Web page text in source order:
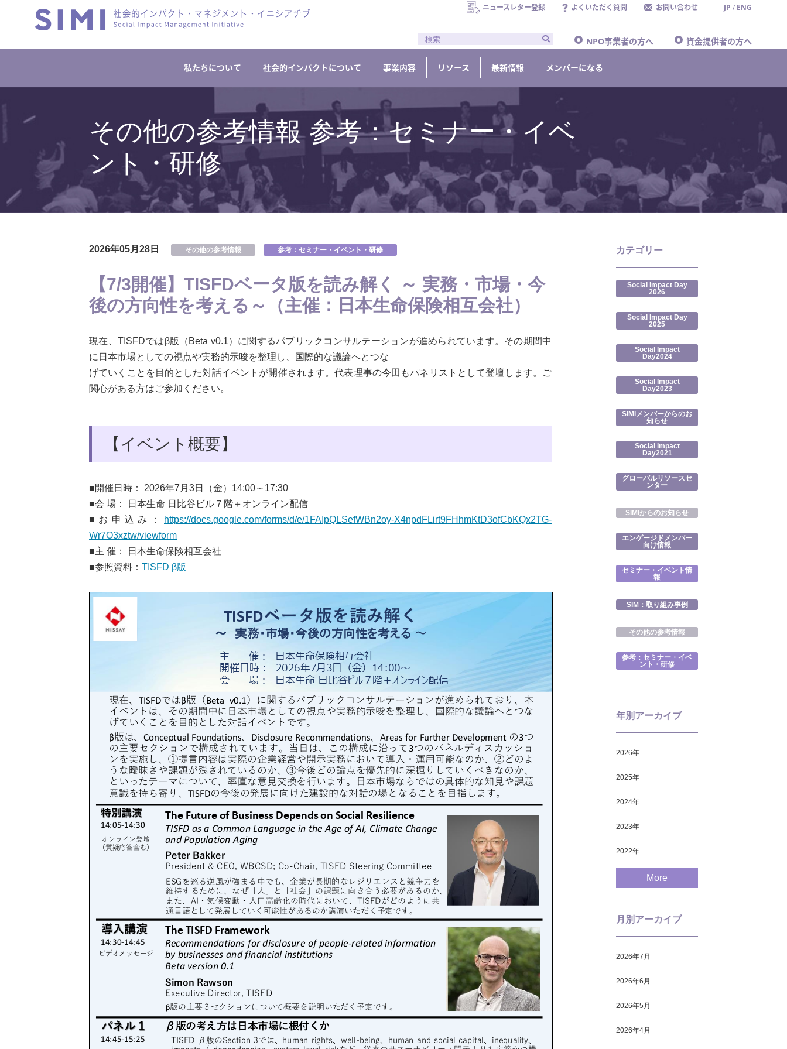
ニュースレター登録 よくいただく質問 お問い合わせ JP / ENG
NPO事業者の方へ 資金提供者の方へ
私たちについて 社会的インパクトについて 事業内容 リソース 最新情報 メンバーになる
その他の参考情報 参考：セミナー・イベ
ント・研修
2026年05月28日 その他の参考情報 参考：セミナー・イベント・研修
【7/3開催】TISFDベータ版を読み解く ～ 実務・市場・今
後の方向性を考える～（主催：日本生命保険相互会社）
現在、TISFDではβ版（Beta v0.1）に関するパブリックコンサルテーションが進められています。その期間中
に日本市場としての視点や実務的示唆を整理し、国際的な議論へとつな
げていくことを目的とした対話イベントが開催されます。代表理事の今田もパネリストとして登壇します。ご
関心がある方はご参加ください。
【イベント概要】
■開催日時： 2026年7月3日（金）14:00～17:30
■会 場： 日本生命 日比谷ビル７階＋オンライン配信
■お申込み：
https://docs.google.com/forms/d/e/1FAIpQLSefWBn2oy-X4npdFLirt9FHhmKtD3ofCbKQx2TG-
Wr7O3xztw/viewform
■主 催： 日本生命保険相互会社
■参照資料： TISFD β版
カテゴリー
Social Impact Day
2026
Social Impact Day
2025
Social Impact
Day2024
Social Impact
Day2023
SIMIメンバーからのお
知らせ
Social Impact
Day2021
グローバルリソースセ
ンター
SIMIからのお知らせ
エンゲージドメンバー
向け情報
セミナー・イベント情
報
SIM：取り組み事例
その他の参考情報
参考：セミナー・イベ
ント・研修
年別アーカイブ
2026年
2025年
2024年
2023年
2022年
More
月別アーカイブ
2026年7月
2026年6月
2026年5月
2026年4月